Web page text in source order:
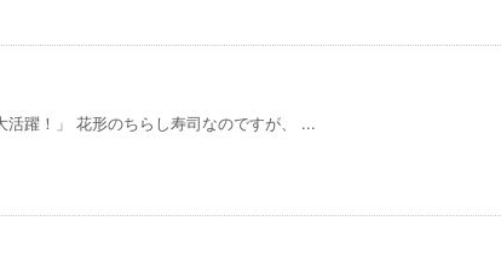
躍！」 花形のちらし寿司なのですが、 ...